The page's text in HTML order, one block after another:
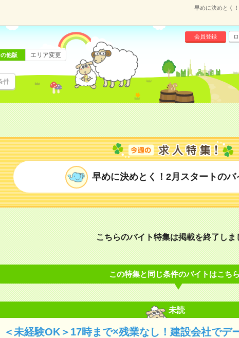
早めに決めとく
件
会員登録
他版 エリア変更
早めに決めとく！2月スタートのバ
こちらのバイト特集は掲載を終了しま
この特集と同じ条件のバイトはこちら
未読
＜未経験OK＞17時まで×残業なし！建設会社でデ